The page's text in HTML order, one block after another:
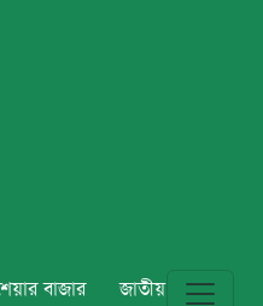
বাজার জাতীয় বিশ্ব